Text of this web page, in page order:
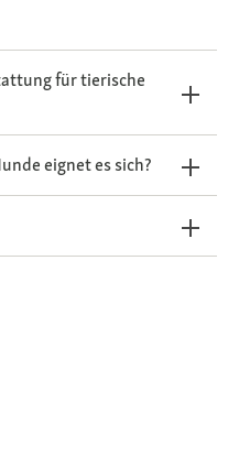
für tierische
eignet es sich?